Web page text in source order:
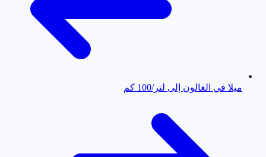
ميلا في الغالون إلى لتر/100 كم